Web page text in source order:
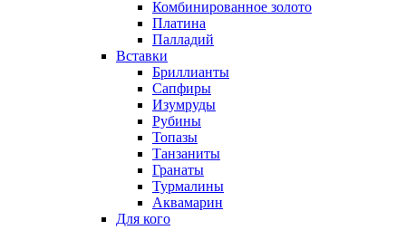
Комбинированное золото
Платина
Палладий
Вставки
Бриллианты
Сапфиры
Изумруды
Рубины
Топазы
Танзаниты
Гранаты
Турмалины
Аквамарин
Для кого